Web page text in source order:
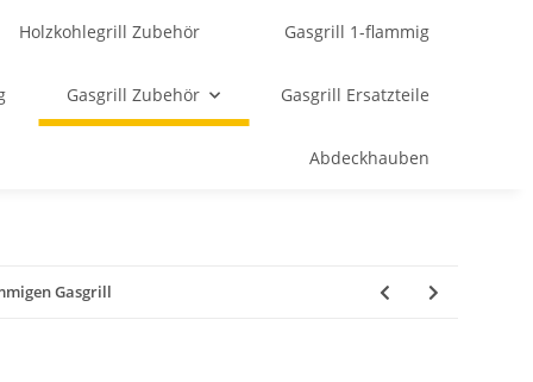
Holzkohlegrill Zubehör Gasgrill 1-flammig
Gasgrill Zubehör Gasgrill Ersatzteile
Abdeckhauben
Gasgrill